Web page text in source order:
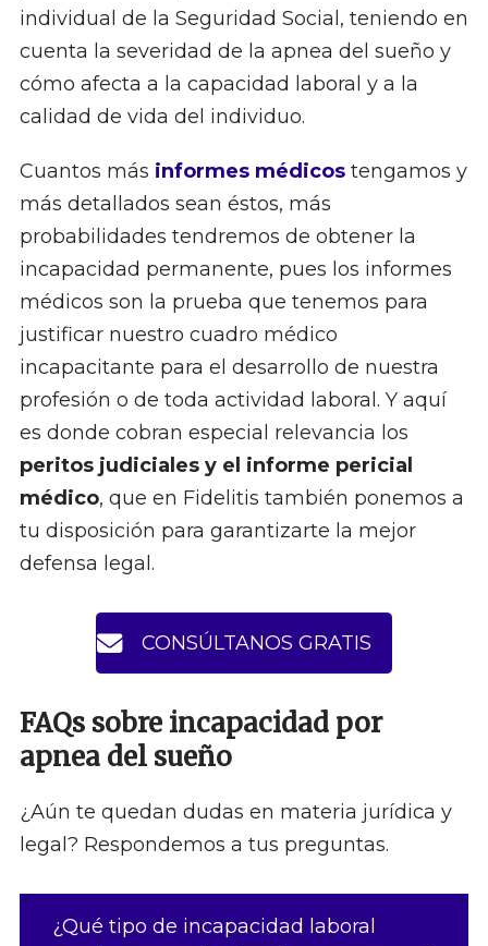
individual de la Seguridad Social, teniendo en
cuenta la severidad de la apnea del sueño y
cómo afecta a la capacidad laboral y a la
calidad de vida del individuo.
Cuantos más informes médicostengamos y
más detallados sean éstos, más
probabilidades tendremos de obtener la
incapacidad permanente, pues los informes
médicos son la prueba que tenemos para
justificar nuestro cuadro médico
incapacitante para el desarrollo de nuestra
profesión o de toda actividad laboral. Y aquí
es donde cobran especial relevancia los
peritos judiciales y el informe pericial
médico, que en Fidelitis también ponemos a
tu disposición para garantizarte la mejor
defensa legal.
CONSÚLTANOS GRATIS
FAQs sobre incapacidad por
apnea del sueño
¿Aún te quedan dudas en materia jurídica y
legal? Respondemos a tus preguntas.
¿Qué tipo de incapacidad laboral